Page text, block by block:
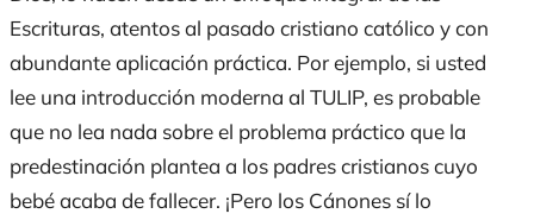
Escrituras, atentos al pasado cristiano católico y con
abundante aplicación práctica. Por ejemplo, si usted
lee una introducción moderna al TULIP, es probable
que no lea nada sobre el problema práctico que la
predestinación plantea a los padres cristianos cuyo
bebé acaba de fallecer. ¡Pero los Cánones sí lo